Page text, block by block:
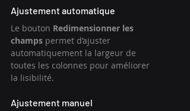
Ajustement automatique
Le bouton Redimensionner les
champs permet d’ajuster
automatiquement la largeur de
toutes les colonnes pour améliorer
la lisibilité.
Ajustement manuel